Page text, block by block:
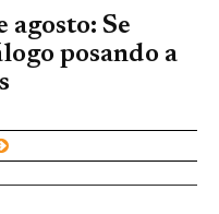
Se
posando a